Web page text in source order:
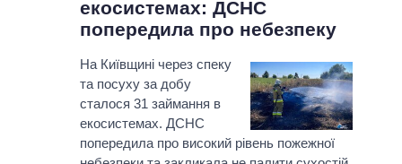
екосистемах: ДСНС
попередила про небезпеку
На Київщині через спеку
та посуху за добу
сталося 31 займання в
екосистемах. ДСНС
попередила про високий рівень пожежної